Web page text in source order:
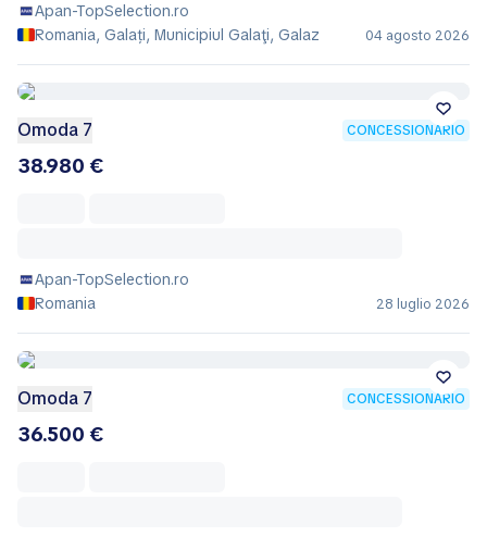
Apan-TopSelection.ro
Romania, Galați, Municipiul Galaţi, Galaz
04 agosto 2026
Omoda 7 CONCESSIONARIO
38.980 €
Apan-TopSelection.ro
Romania
28 luglio 2026
Omoda 7 CONCESSIONARIO
36.500 €